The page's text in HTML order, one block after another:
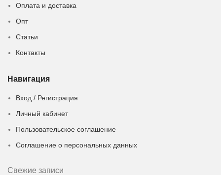
Оплата и доставка
Опт
Статьи
Контакты
Навигация
Вход / Регистрация
Личный кабинет
Пользовательское соглашение
Соглашение о персональных данных
Свежие записи